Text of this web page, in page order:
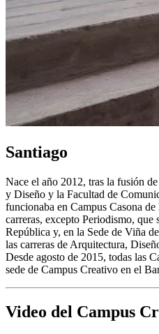
Santiago
Nace el año 2012, tras la fusión
y Diseño y la Facultad de
funcionaba en Campus Casona
carreras, excepto Periodismo, que
República y, en la Sede de Viña
las carreras de Arquitectura,
Desde agosto de 2015, todas las
sede de Campus Creativo en el
Video del Campus